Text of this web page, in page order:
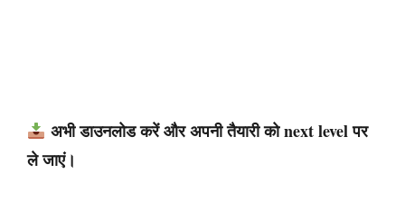
अभी डाउनलोड करें और अपनी तैयारी को next level पर
ले जाएं।